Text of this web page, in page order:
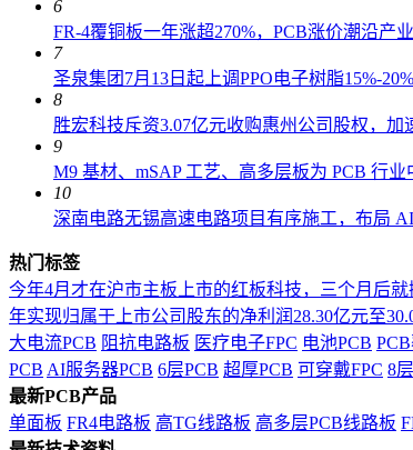
6
FR-4覆铜板一年涨超270%，PCB涨价潮沿产
7
圣泉集团7月13日起上调PPO电子树脂15%-20%
8
胜宏科技斥资3.07亿元收购惠州公司股权，加
9
M9 基材、mSAP 工艺、高多层板为 PCB 行
10
深南电路无锡高速电路项目有序施工，布局
热门标签
今年4月才在沪市主板上市的红板科技，三个月后就
年实现归属于上市公司股东的净利润28.30亿元至
大电流PCB 阻抗电路板 医疗电子FPC 电池PCB
PCB AI服务器PCB 6层PCB 超厚PCB 可穿戴FPC 8
最新PCB产品
单面板 FR4电路板 高TG线路板 高多层PCB线路板